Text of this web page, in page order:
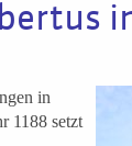
in
1188 setzt